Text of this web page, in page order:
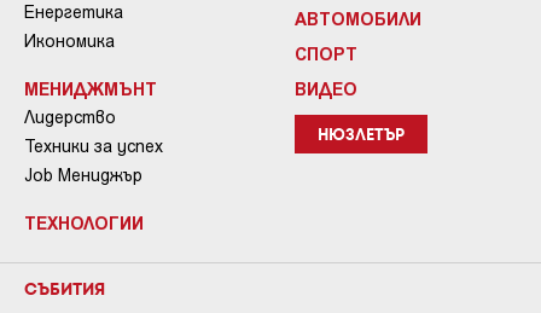
Енергетика
Икономика
МЕНИДЖМЪНТ
Лидерство
Техники за успех
Job Мениджър
ТЕХНОЛОГИИ
АВТОМОБИЛИ
СПОРТ
ВИДЕО
НЮЗЛЕТЪР
СЪБИТИЯ